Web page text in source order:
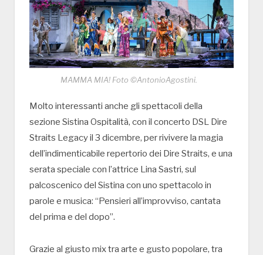
MAMMA MIA! Foto ©AntonioAgostini.
Molto interessanti anche gli spettacoli della
sezione Sistina Ospitalità, con il concerto DSL Dire
Straits Legacy il 3 dicembre, per rivivere la magia
dell’indimenticabile repertorio dei Dire Straits, e una
serata speciale con l’attrice Lina Sastri, sul
palcoscenico del Sistina con uno spettacolo in
parole e musica: “Pensieri all’improvviso, cantata
del prima e del dopo”.
Grazie al giusto mix tra arte e gusto popolare, tra